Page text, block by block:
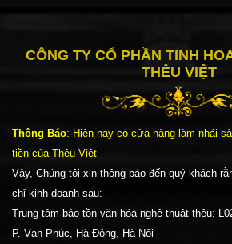
CÔNG TY CỔ PHẦN TINH
THÊU VIỆT
Thông Báo: Hiện nay có cửa hàng làm nhái
tiền của Thêu Việt
Vậy, Chúng tôi xin thông báo đến quý khách
chỉ kinh doanh sau:
Trung tâm bảo tồn văn hóa nghệ thuật thêu:
P. Vạn Phúc, Hà Đông, Hà Nội